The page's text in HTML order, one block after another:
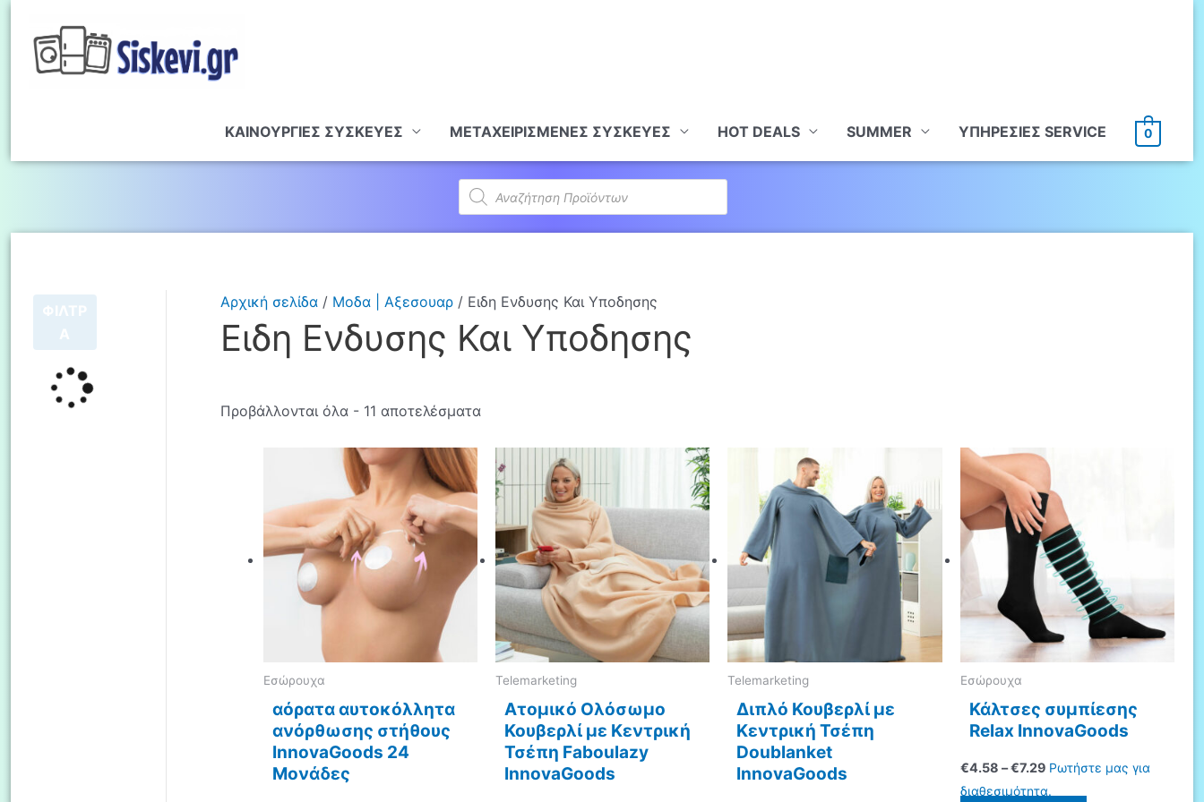
ΚΑΙΝΟΥΡΓΙΕΣ ΣΥΣΚΕΥΕΣ ΜΕΤΑΧΕΙΡΙΣΜΕΝΕΣ ΣΥΣΚΕΥΕΣ HOT DEALS SUMMER ΥΠHΡΕΣΙΕΣ SERVICE 0
Products
search
ΦΙΛΤΡ
Α
Αρχική σελίδα/ Μοδα | Αξεσουαρ/ Ειδη Ενδυσης Και Υποδησης
Ειδη Ενδυσης Και Υποδησης
Προβάλλονται όλα - 11 αποτελέσματα
Eσώρουχα
αόρατα αυτοκόλλητα
ανόρθωσης στήθους
InnovaGoods 24
Μονάδες
Telemarketing
Ατομικό Ολόσωμο
Κουβερλί με Κεντρική
Τσέπη Faboulazy
InnovaGoods
Telemarketing
Διπλό Κουβερλί με
Κεντρική Τσέπη
Doublanket
InnovaGoods
Eσώρουχα
Κάλτσες συμπίεσης
Relax InnovaGoods
€4.58 –€7.29Price
range:
€4.58
Ρωτήστε μας για
διαθεσιμότητα.